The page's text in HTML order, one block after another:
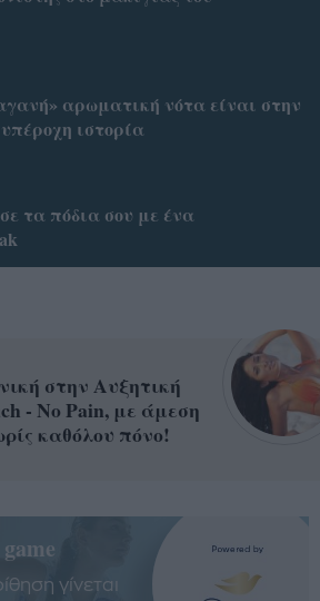
αρωματική νότα είναι στην
ιστορία
τα πόδια σου με ένα
στην Αυξητική
- No Pain, με άμεση
καθόλου πόνο!
γίνεται